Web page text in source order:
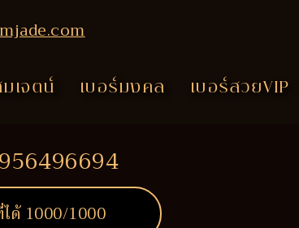
เจตน์ เบอร์มงคล เบอร์สวยVIP
ด้ 1000/1000